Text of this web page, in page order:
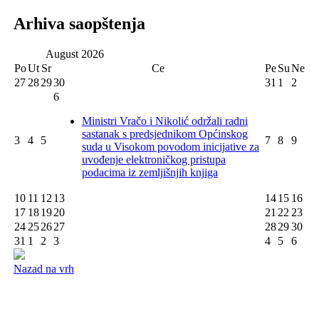
Arhiva saopštenja
August 2026
PoUt Sr Ce PeSuNe
27282930 31 1 2
3 4 5
6
Ministri Vračo i Nikolić održali radni
sastanak s predsjednikom Općinskog
suda u Visokom povodom inicijative za
uvođenje elektroničkog pristupa
podacima iz zemljišnjih knjiga
7 8 9
10 11 1213 1415 16
17 181920 212223
24252627 282930
31 1 2 3 4 5 6
Nazad na vrh